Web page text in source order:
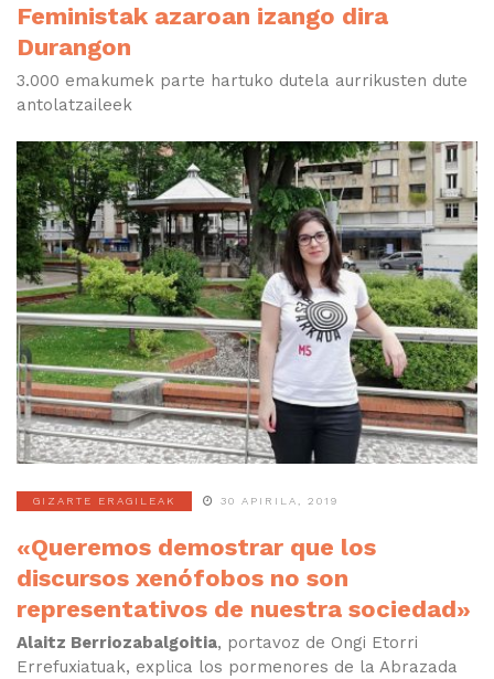
Feministak azaroan izango dira
Durangon
3.000 emakumek parte hartuko dutela aurrikusten dute
antolatzaileek
GIZARTE ERAGILEAK 30 APIRILA, 2019
«Queremos demostrar que los
discursos xenófobos no son
representativos de nuestra sociedad»
Alaitz Berriozabalgoitia, portavoz de Ongi Etorri
Errefuxiatuak, explica los pormenores de la Abrazada